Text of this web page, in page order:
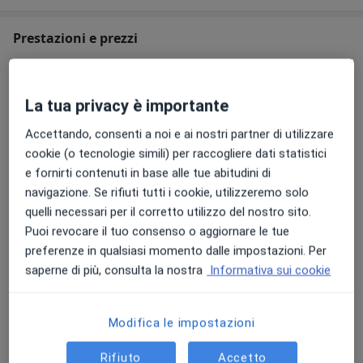
"Appropriatezza delle cure" (7 maggio 20212)
Ottobre 2013)
*Presso Master class Accademy "corso Introduzione al
laser al diodo" (Vicenza febbraio 2016)
*Presso campus Anthogyr "Corso teorico-pratico di
Chirurgia Parodontale plastica e GBR" (Lucca dicembre
2017)
*Corso di Aggiornamento sulla "Prevenzione del
Prestazioni e prezzi
Pulizia dentale
80 € Dettagli
Sutura di lacerazione del labbro
Dettagli
Sondaggio parodontale
70 € Dettagli
Sigillatura dei solchi
Dettagli
La tua privacy è importante
Accettando, consenti a noi e ai nostri partner di utilizzare
cookie (o tecnologie simili) per raccogliere dati statistici
e fornirti contenuti in base alle tue abitudini di
navigazione. Se rifiuti tutti i cookie, utilizzeremo solo
quelli necessari per il corretto utilizzo del nostro sito.
Puoi revocare il tuo consenso o aggiornare le tue
preferenze in qualsiasi momento dalle impostazioni. Per
saperne di più, consulta la nostra Informativa sui cookie
Modifica le impostazioni
Rifiuto Accetto